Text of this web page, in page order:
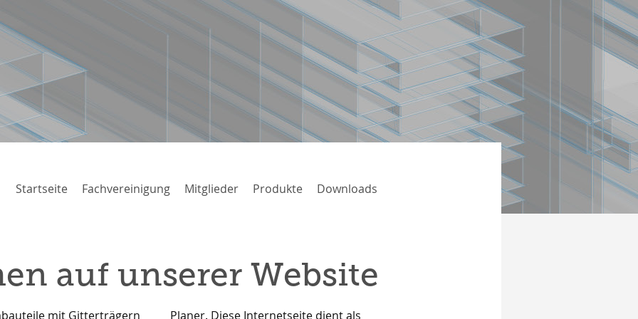
Startseite Fachvereinigung Mitglieder Produkte Downloads
auf unserer Website
mit Gitterträgern
dient als